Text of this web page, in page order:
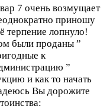
7 очень возмущает
приношу
терпение лопнуло!
были проданы ”
к
”
и как то начать
Вы дорожите